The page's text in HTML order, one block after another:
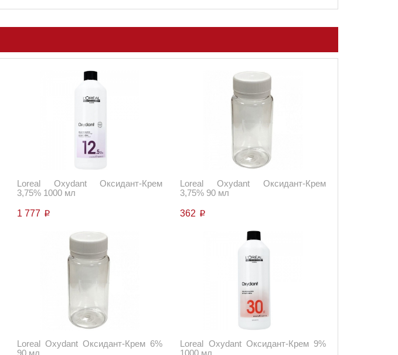
Loreal Oxydant Оксидант-Крем
3,75% 1000 мл
1 777 p
Loreal Oxydant Оксидант-Крем
3,75% 90 мл
362 p
Loreal Oxydant Оксидант-Крем 6%
90 мл
Loreal Oxydant Оксидант-Крем 9%
1000 мл